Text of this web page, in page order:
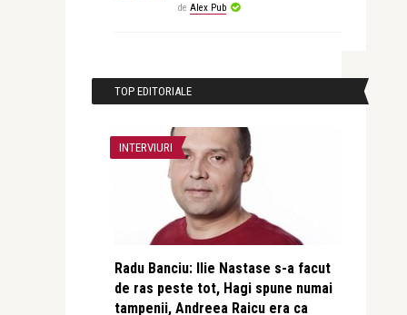
de Alex Pub
TOP EDITORIALE
INTERVIURI
Radu Banciu: Ilie Nastase s-a facut
de ras peste tot, Hagi spune numai
tampenii, Andreea Raicu era ca